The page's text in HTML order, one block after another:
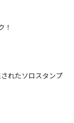
！
れたソロスタンプ